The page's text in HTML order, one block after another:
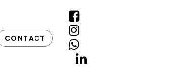
CONTACT



